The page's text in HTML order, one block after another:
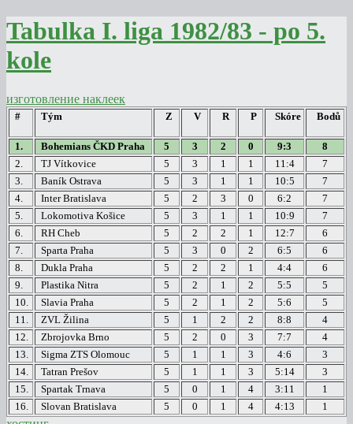
Tabulka I. liga 1982/83 - po 5.
kole
изготовление наклеек
# Tým Z V R P Skóre Bodů
1. Bohemians ČKD Praha 5 3 2 0 9:3
8
2.
TJ Vítkovice 5 3 1 1 11:4
7
3.
Baník Ostrava 5 3 1 1 10:5
7
4.
Inter Bratislava 5 2 3 0 6:2
7
5.
Lokomotiva Košice 5 3 1 1 10:9
7
6.
RH Cheb 5 2 2 1 12:7
6
7.
Sparta Praha 5 3 0 2 6:5
6
8.
Dukla Praha 5 2 2 1 4:4
6
9.
Plastika Nitra 5 2 1 2 5:5
5
10.
Slavia Praha 5 2 1 2 5:6
5
11.
ZVL Žilina 5 1 2 2 8:8
4
12.
Zbrojovka Brno 5 2 0 3 7:7
4
13.
Sigma ZTS Olomouc 5 1 1 3 4:6
3
14.
Tatran Prešov 5 1 1 3 5:14
3
15.
Spartak Trnava 5 0 1 4 3:11
1
16.
Slovan Bratislava 5 0 1 4 4:13 1